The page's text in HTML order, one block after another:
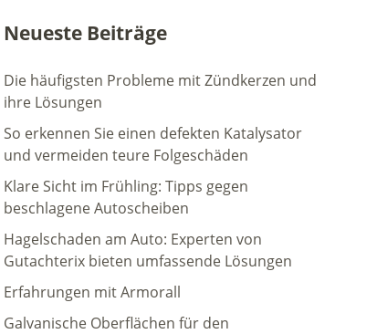
Neueste Beiträge
Die häufigsten Probleme mit Zündkerzen und
ihre Lösungen
So erkennen Sie einen defekten Katalysator
und vermeiden teure Folgeschäden
Klare Sicht im Frühling: Tipps gegen
beschlagene Autoscheiben
Hagelschaden am Auto: Experten von
Gutachterix bieten umfassende Lösungen
Erfahrungen mit Armorall
Galvanische Oberflächen für den